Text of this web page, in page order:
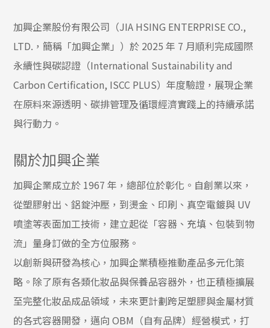
加興企業股份有限公司（JIA HSING ENTERPRISE CO.,
LTD.，簡稱「加興企業」）於 2025 年 7 月順利完成國際
永續性與碳認證（International Sustainability and
Carbon Certification, ISCC PLUS）年度驗證，展現企業
在原料來源透明、碳排管理及循環經濟實踐上的持續承諾
與行動力。
關於加興企業
加興企業成立於 1967 年，總部位於彰化。自創業以來，
從塑膠射出、鋁錠沖壓，到燙金、印刷、真空電鍍與 UV
噴塗等表面加工技術，建立起從「容器、充填、包裝到物
流」量身訂做的全方位服務。
以創新與研發為核心，加興企業積極推動產品多元化策
略。除了原有各類化妝品與保養品容器外，也正積極擴展
至完整化妝品成品領域，未來更計劃跨足塑膠與金屬材質
的各式容器開發，邁向 OBM（自有品牌）經營模式，打